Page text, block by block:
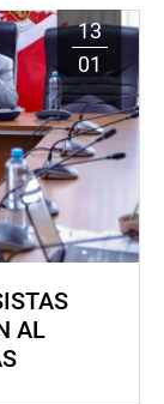
13
01
AL